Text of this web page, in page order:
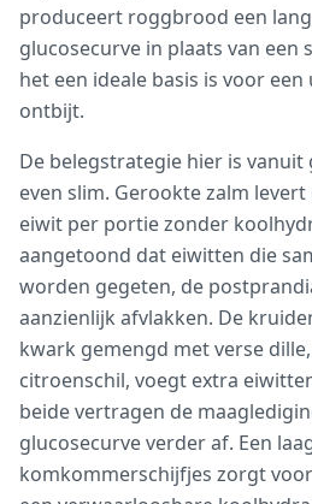
produceert roggbrood een
glucosecurve in plaats van een
het een ideale basis is voor
ontbijt.
De belegstrategie hier is
even slim. Gerookte zalm
eiwit per portie zonder
aangetoond dat eiwitten die
worden gegeten, de
aanzienlijk afvlakken. De
kwark gemengd met verse
citroenschil, voegt extra
beide vertragen de
glucosecurve verder af. Een
komkommerschijfjes zorgt